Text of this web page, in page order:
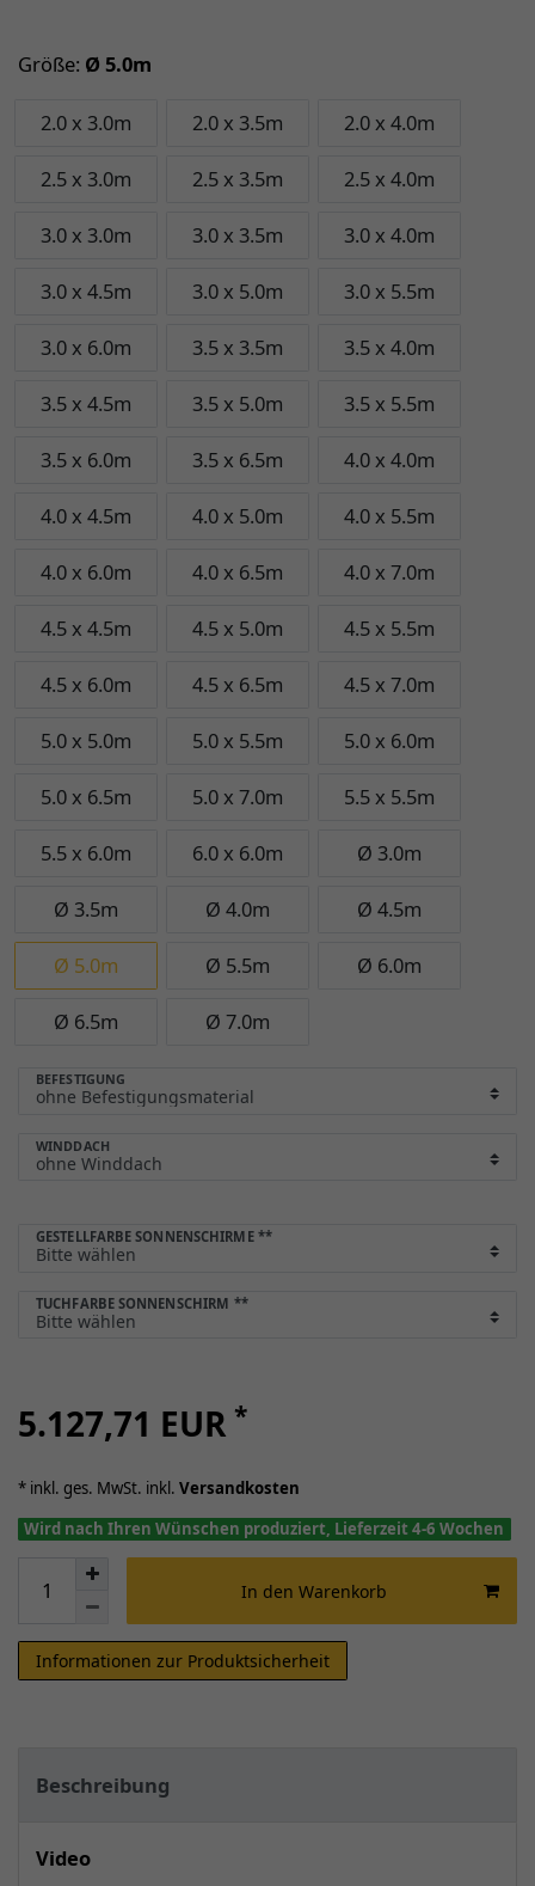
Größe: Ø 5.0m
2.0 x 3.0m 2.0 x 3.5m 2.0 x 4.0m
2.5 x 3.0m 2.5 x 3.5m 2.5 x 4.0m
3.0 x 3.0m 3.0 x 3.5m 3.0 x 4.0m
3.0 x 4.5m 3.0 x 5.0m 3.0 x 5.5m
3.0 x 6.0m 3.5 x 3.5m 3.5 x 4.0m
3.5 x 4.5m 3.5 x 5.0m 3.5 x 5.5m
3.5 x 6.0m 3.5 x 6.5m 4.0 x 4.0m
4.0 x 4.5m 4.0 x 5.0m 4.0 x 5.5m
4.0 x 6.0m 4.0 x 6.5m 4.0 x 7.0m
4.5 x 4.5m 4.5 x 5.0m 4.5 x 5.5m
4.5 x 6.0m 4.5 x 6.5m 4.5 x 7.0m
5.0 x 5.0m 5.0 x 5.5m 5.0 x 6.0m
5.0 x 6.5m 5.0 x 7.0m 5.5 x 5.5m
5.5 x 6.0m 6.0 x 6.0m Ø 3.0m
Ø 3.5m Ø 4.0m Ø 4.5m
Ø 5.0m Ø 5.5m Ø 6.0m
Ø 6.5m Ø 7.0m
BEFESTIGUNG
WINDDACH
GESTELLFARBE SONNENSCHIRME **
TUCHFARBE SONNENSCHIRM **
5.127,71 EUR *
* inkl. ges. MwSt. inkl. Versandkosten
Wird nach Ihren Wünschen produziert, Lieferzeit 4-6 Wochen
In den Warenkorb
Informationen zur Produktsicherheit
Beschreibung
Video